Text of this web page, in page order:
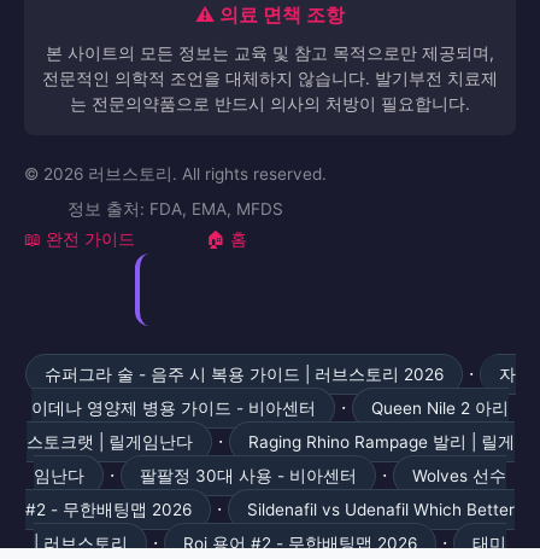
⚠️ 의료 면책 조항
본 사이트의 모든 정보는 교육 및 참고 목적으로만 제공되며,
전문적인 의학적 조언을 대체하지 않습니다. 발기부전 치료제
는 전문의약품으로 반드시 의사의 처방이 필요합니다.
© 2026 러브스토리. All rights reserved.
정보 출처: FDA, EMA, MFDS
📖 완전 가이드 🏠 홈
슈퍼그라 술 - 음주 시 복용 가이드 | 러브스토리 2026 ·
자
이데나 영양제 병용 가이드 - 비아센터
·
Queen Nile 2 아리
스토크랫 | 릴게임난다
·
Raging Rhino Rampage 발리 | 릴게
임난다
· 팔팔정 30대 사용 - 비아센터 ·
Wolves 선수
#2 - 무한배팅맵 2026
·
Sildenafil vs Udenafil Which Better
| 러브스토리
· Roi 용어 #2 - 무한배팅맵 2026 · 태미